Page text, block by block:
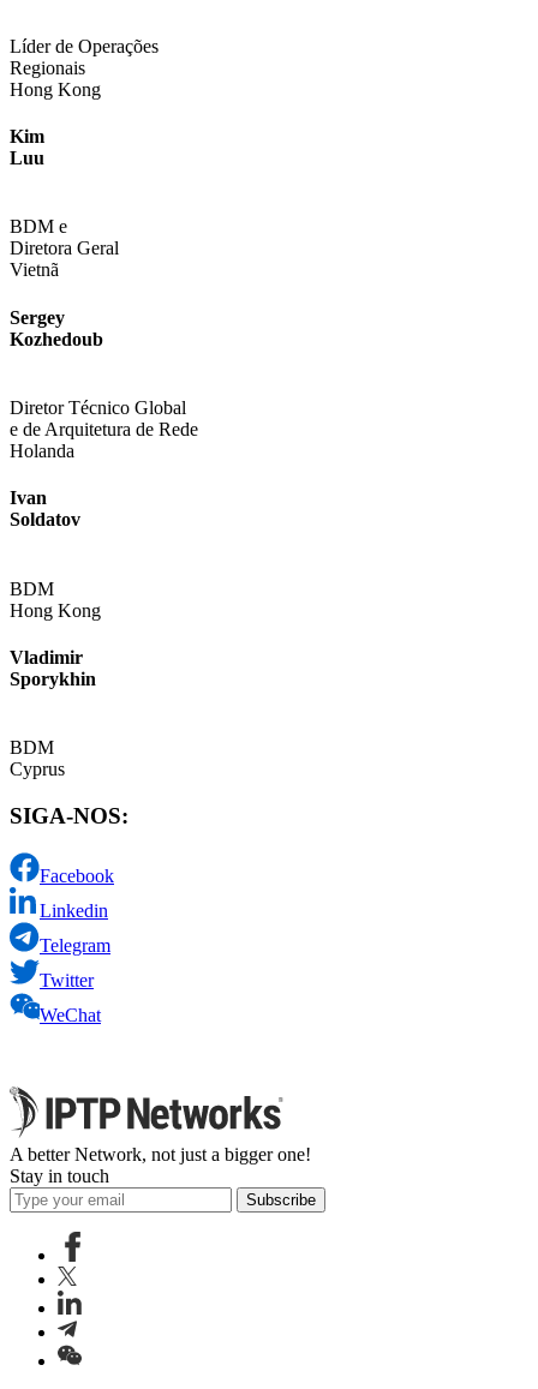
Líder de Operações
Regionais
Hong Kong
Kim
Luu
BDM e
Diretora Geral
Vietnã
Sergey
Kozhedoub
Diretor Técnico Global
e de Arquitetura de Rede
Holanda
Ivan
Soldatov
BDM
Hong Kong
Vladimir
Sporykhin
BDM
Cyprus
SIGA-NOS:
Facebook
Linkedin
Telegram
Twitter
WeChat
A better Network, not just a bigger one!
Stay in touch
Subscribe